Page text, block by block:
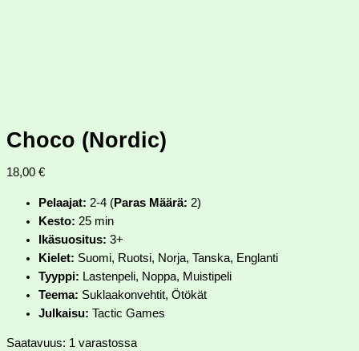
Choco (Nordic)
18,00 €
Pelaajat: 2-4 (Paras Määrä: 2)
Kesto: 25 min
Ikäsuositus: 3+
Kielet: Suomi, Ruotsi, Norja, Tanska, Englanti
Tyyppi: Lastenpeli, Noppa, Muistipeli
Teema: Suklaakonvehtit, Ötökät
Julkaisu: Tactic Games
Saatavuus: 1 varastossa